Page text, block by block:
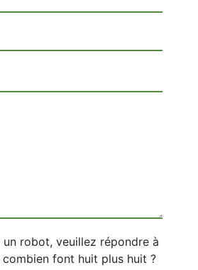
un robot, veuillez répondre à
font huit plus huit ?